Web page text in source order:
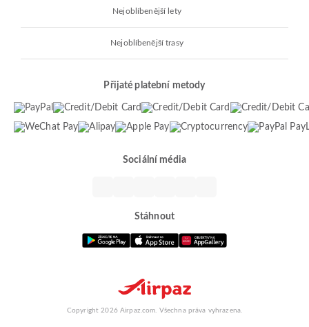
Nejoblíbenější lety
Nejoblíbenější trasy
Přijaté platební metody
Sociální média
Stáhnout
Copyright 2026 Airpaz.com. Všechna práva vyhrazena.